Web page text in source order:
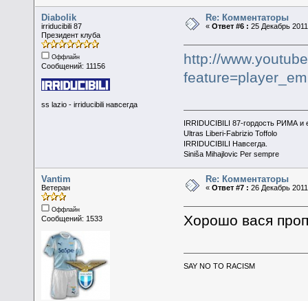
Diabolik
irriducibili 87
Президент клуба
Оффлайн
Сообщений: 11156
ss lazio - irriducibili навсегда
Re: Комментаторы
«Ответ #6 : 25 Декабрь
http://
IRRIDUCIBILI 87-гордость РИМА и
Ultras Liberi-Fabrizio Toffolo
IRRIDUCIBILI Навсегда.
Siniša Mihajlovic Per sempre
Vantim
Ветеран
Оффлайн
Сообщений: 1533
Re: Комментаторы
«Ответ #7 : 26 Декабрь
Хорошо вася
SAY NO TO RACISM